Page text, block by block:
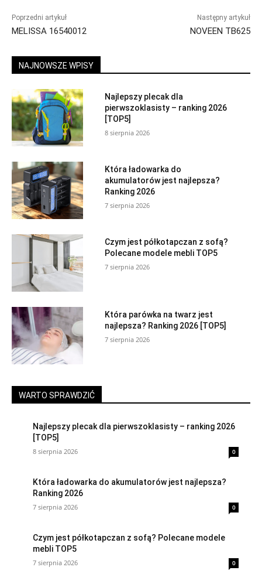
Poprzedni artykuł
MELISSA 16540012
Następny artykuł
NOVEEN TB625
NAJNOWSZE WPISY
Najlepszy plecak dla
pierwszoklasisty – ranking 2026
[TOP5]
8 sierpnia 2026
Która ładowarka do
akumulatorów jest najlepsza?
Ranking 2026
7 sierpnia 2026
Czym jest półkotapczan z sofą?
Polecane modele mebli TOP5
7 sierpnia 2026
Która parówka na twarz jest
najlepsza? Ranking 2026 [TOP5]
7 sierpnia 2026
WARTO SPRAWDZIĆ
Najlepszy plecak dla pierwszoklasisty – ranking 2026
[TOP5]
8 sierpnia 2026 0
Która ładowarka do akumulatorów jest najlepsza?
Ranking 2026
7 sierpnia 2026 0
Czym jest półkotapczan z sofą? Polecane modele
mebli TOP5
7 sierpnia 2026 0